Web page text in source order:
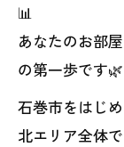
📊
あなたのお部
の第一歩です🌿
石巻市をはじ
北エリア全体で